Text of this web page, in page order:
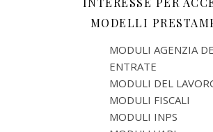
MODELLI
MODULI AGENZIA
ENTRATE
MODULI DEL
MODULI FISCALI
MODULI INPS